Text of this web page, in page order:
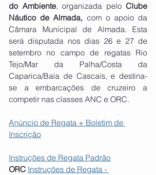
do Ambiente, organizada pelo Clube
Náutico de Almada, com o apoio da
Câmara Municipal de Almada. Esta
será disputada nos dias 26 e 27 de
setembro no campo de regatas Rio
Tejo/Mar da Palha/Costa da
Caparica/Baía de Cascais, e destina-
se a embarcações de cruzeiro a
competir nas classes ANC e ORC.
Anúncio de Regata + Boletim de
Inscrição
Instruções de Regata Padrão
ORC Instruções de Regata -